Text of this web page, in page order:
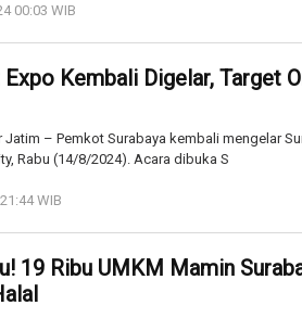
00:03 WIB
Expo Kembali Digelar, Target
Jatim – Pemkot Surabaya kembali mengelar
Rabu (14/8/2024). Acara dibuka S
WIB
19 Ribu UMKM Mamin